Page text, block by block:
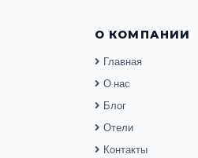
О КОМПАНИИ
Главная
О нас
Блог
Отели
Контакты